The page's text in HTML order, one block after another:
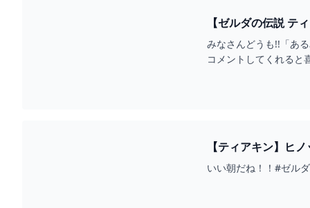
【ゼルダの伝説 テ
みなさんどうも!!「あ
コメントしてくれる
【ティアキン】ヒ
いい朝だね！！#ゼル